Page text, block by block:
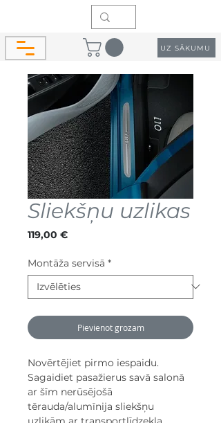
UZ SĀKUMU
Sliekšņu uzlikas
119,00 €Cena
Montāža servisā *
Pievienot grozam
Novērtējiet pirmo iespaidu.
Sagaidiet pasažierus savā salonā
ar šīm nerūsējošā
tērauda/alumīnija sliekšņu